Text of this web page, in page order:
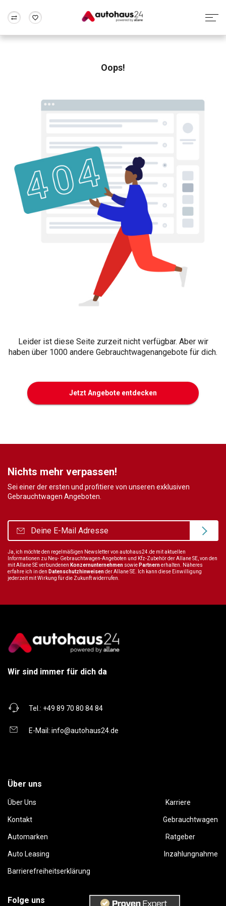
Rund um die Inzahlungnahme
Oops!
Leider ist diese Seite zurzeit nicht verfügbar. Aber wir
haben über 1000 andere Gebrauchtwagenangebote für dich.
Jetzt Angebote entdecken
Nichts mehr verpassen!
Sei einer der ersten und profitiere von unseren exklusiven
Gebrauchtwagen Angeboten.
Ja, ich möchte den regelmäßigen Newsletter von autohaus24.de mit aktuellen
Informationen zu Neu- Gebrauchtwagen-Angeboten und Kfz-Zubehör der Allane SE, von den
mit Allane SE verbundenen Konzernunternehmen sowie Partnernerhalten. Näheres
erfahre ich in den Datenschutzhinweisender Allane SE. Ich kann diese Einwilligung
jederzeit mit Wirkung für die Zukunft widerrufen.
Wir sind immer für dich da
Tel.: +49 89 70 80 84 84
E-Mail: info@autohaus24.de
Über uns
Über Uns Karriere
Kontakt Gebrauchtwagen
Automarken Ratgeber
Auto Leasing Inzahlungnahme
Barrierefreiheitserklärung
Folge uns